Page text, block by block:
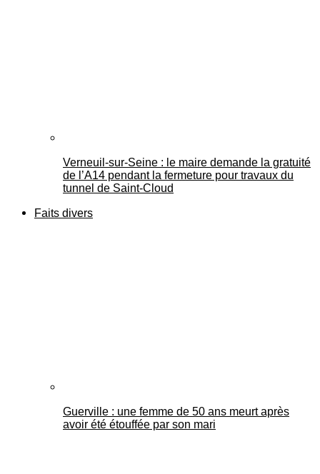
Verneuil-sur-Seine : le maire demande la gratuité
de l’A14 pendant la fermeture pour travaux du
tunnel de Saint-Cloud
Faits divers
Guerville : une femme de 50 ans meurt après
avoir été étouffée par son mari